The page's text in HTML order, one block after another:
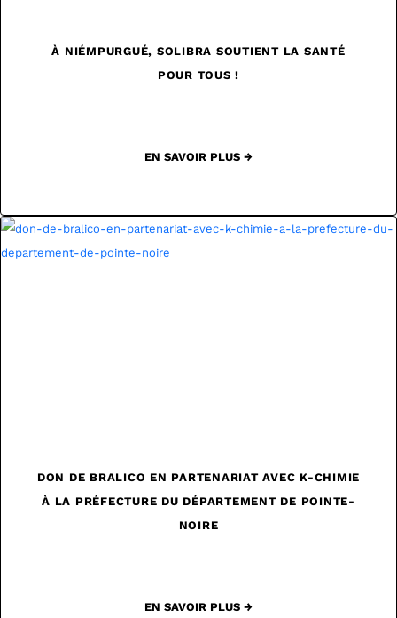
À NIÉMPURGUÉ, SOLIBRA SOUTIENT LA SANTÉ
POUR TOUS !
EN SAVOIR PLUS →
DON DE BRALICO EN PARTENARIAT AVEC K-CHIMIE
À LA PRÉFECTURE DU DÉPARTEMENT DE POINTE-
NOIRE
EN SAVOIR PLUS →